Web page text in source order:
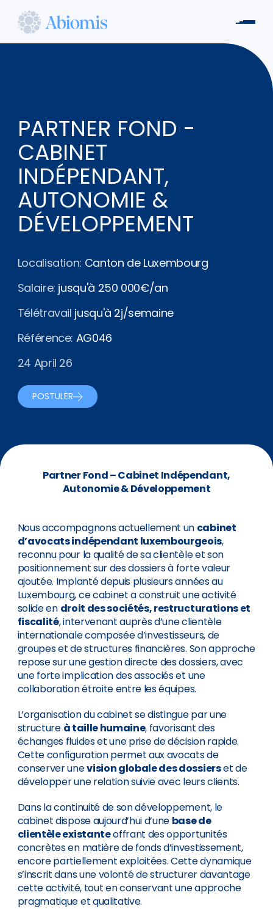
contenu
Abiomis
PARTNER FOND -
CABINET
INDÉPENDANT,
AUTONOMIE &
DÉVELOPPEMENT
Localisation: Canton de Luxembourg
Salaire: jusqu'à 250 000€/an
Télétravail jusqu'à 2j/semaine
Référence: AG046
24 April 26
POSTULER
Partner Fond – Cabinet Indépendant,
Autonomie & Développement
Nous accompagnons actuellement un cabinet
d’avocats indépendant luxembourgeois,
reconnu pour la qualité de sa clientèle et son
positionnement sur des dossiers à forte valeur
ajoutée. Implanté depuis plusieurs années au
Luxembourg, ce cabinet a construit une activité
solide en droit des sociétés, restructurations et
fiscalité, intervenant auprès d’une clientèle
internationale composée d’investisseurs, de
groupes et de structures financières. Son approche
repose sur une gestion directe des dossiers, avec
une forte implication des associés et une
collaboration étroite entre les équipes.
L’organisation du cabinet se distingue par une
structure à taille humaine, favorisant des
échanges fluides et une prise de décision rapide.
Cette configuration permet aux avocats de
conserver unevision globale des dossierset de
développer une relation suivie avec leurs clients.
Dans la continuité de son développement, le
cabinet dispose aujourd’hui d’une base de
clientèle existanteoffrant des opportunités
concrètes en matière de fonds d’investissement,
encore partiellement exploitées. Cette dynamique
s’inscrit dans une volonté de structurer davantage
cette activité, tout en conservant une approche
pragmatique et qualitative.